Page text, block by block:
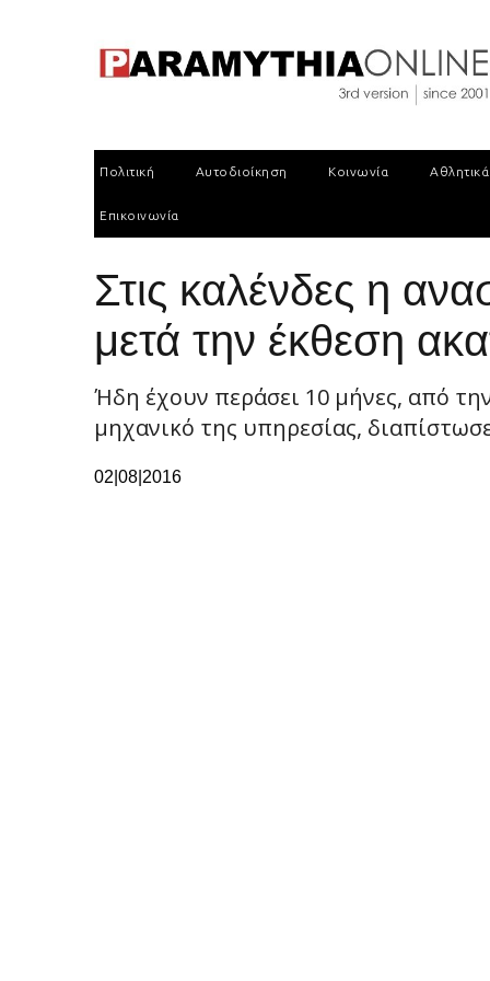
Πολιτική Αυτοδιοίκηση Κοινωνία Αθλητικά
Επικοινωνία
Στις καλένδες η
μετά την έκθεση
Ήδη έχουν περάσει 10 μήνες, από
μηχανικό της υπηρεσίας,
02|08|2016